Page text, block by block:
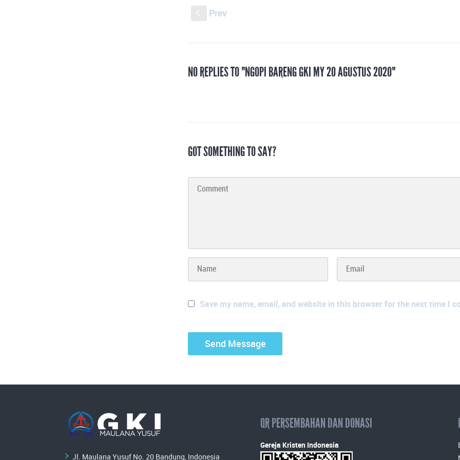
Prev
NO REPLIES TO "NGOPI BARENG GKI MY 20 AGUSTUS 2020"
GOT SOMETHING TO SAY?
Save my name, email, and website in this browser for the next time I
Jl. Maulana Yusuf No. 20 Bandung, Indonesia
QR PERSEMBAHAN DAN DONASI
Gereja Kristen Indonesia